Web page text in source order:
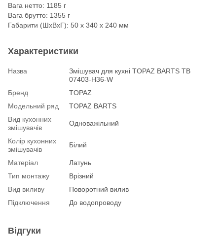
Вага нетто: 1185 г
Вага брутто: 1355 г
Габарити (ШхВхГ): 50 х 340 х 240 мм
Характеристики
Назва
Змішувач для кухні TOPAZ BARTS TB
07403-H36-W
Бренд
TOPAZ
Модельний ряд
TOPAZ BARTS
Вид кухонних
змішувачів
Одноважільний
Колір кухонних
змішувачів
Білий
Матеріал
Латунь
Тип монтажу
Врізний
Вид виливу
Поворотний вилив
Підключення
До водопроводу
Відгуки